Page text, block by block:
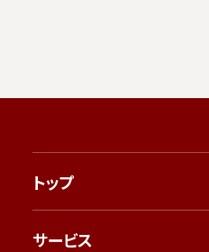
トップ
サービス